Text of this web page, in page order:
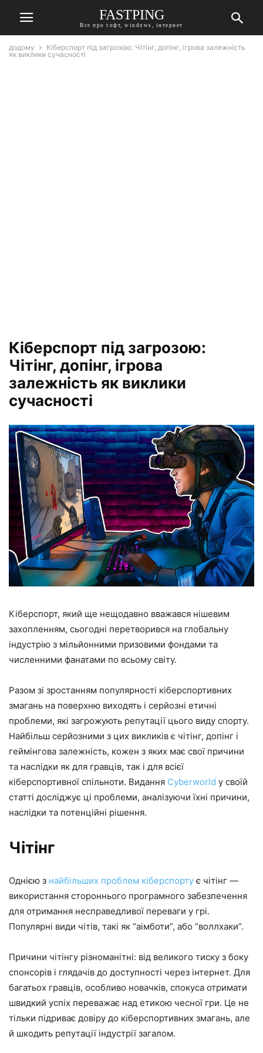
FASTPING
Все про софт, windows, інтернет
додому
Кіберспорт під загрозою: Чітінг, допінг, ігрова залежність
як виклики сучасності
Кіберспорт під загрозою:
Чітінг, допінг, ігрова
залежність як виклики
сучасності
Кіберспорт, який ще нещодавно вважався нішевим
захопленням, сьогодні перетворився на глобальну
індустрію з мільйонними призовими фондами та
численними фанатами по всьому світу.
Разом зі зростанням популярності кіберспортивних
змагань на поверхню виходять і серйозні етичні
проблеми, які загрожують репутації цього виду спорту.
Найбільш серйозними з цих викликів є чітінг, допінг і
геймінгова залежність, кожен з яких має свої причини
та наслідки як для гравців, так і для всієї
кіберспортивної спільноти. Видання Cyberworld у своїй
статті досліджує ці проблеми, аналізуючи їхні причини,
наслідки та потенційні рішення.
Чітінг
Однією з найбільших проблем кіберспорту є чітінг —
використання стороннього програмного забезпечення
для отримання несправедливої переваги у грі.
Популярні види чітів, такі як “аімботи”, або “воллхаки”.
Причини чітінгу різноманітні: від великого тиску з боку
спонсорів і глядачів до доступності через інтернет. Для
багатьох гравців, особливо новачків, спокуса отримати
швидкий успіх переважає над етикою чесної гри. Це не
тільки підриває довіру до кіберспортивних змагань, але
й шкодить репутації індустрії загалом.